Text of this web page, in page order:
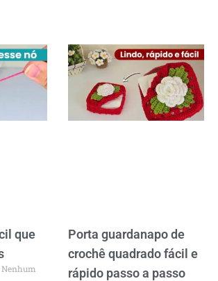
que
Nenhum
Porta guardanapo de
crochê quadrado fácil e
rápido passo a passo